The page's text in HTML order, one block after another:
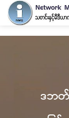
ဒဘတ်